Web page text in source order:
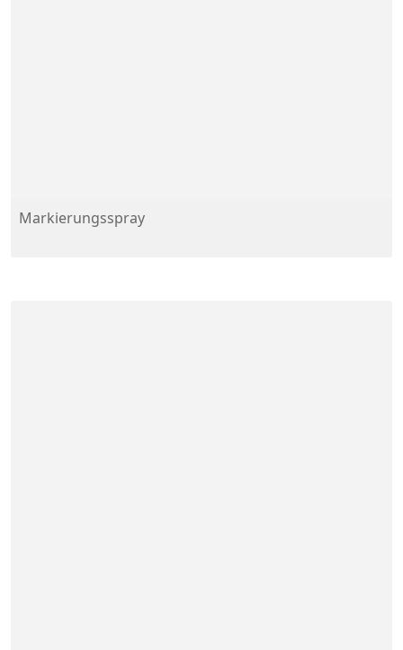
Markierungsspray